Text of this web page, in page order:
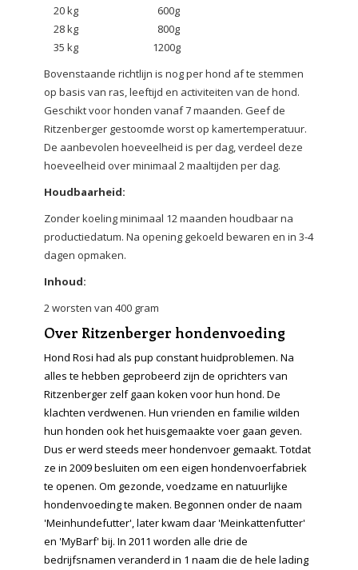
20 kg 600g
28 kg 800g
35 kg 1200g
Bovenstaande richtlijn is nog per hond af te stemmen
op basis van ras, leeftijd en activiteiten van de hond.
Geschikt voor honden vanaf 7 maanden. Geef de
Ritzenberger gestoomde worst op kamertemperatuur.
De aanbevolen hoeveelheid is per dag, verdeel deze
hoeveelheid over minimaal 2 maaltijden per dag.
Houdbaarheid:
Zonder koeling minimaal 12 maanden houdbaar na
productiedatum. Na opening gekoeld bewaren en in 3-4
dagen opmaken.
Inhoud:
2 worsten van 400 gram
Over Ritzenberger hondenvoeding
Hond Rosi had als pup constant huidproblemen. Na
alles te hebben geprobeerd zijn de oprichters van
Ritzenberger zelf gaan koken voor hun hond. De
klachten verdwenen. Hun vrienden en familie wilden
hun honden ook het huisgemaakte voer gaan geven.
Dus er werd steeds meer hondenvoer gemaakt. Totdat
ze in 2009 besluiten om een eigen hondenvoerfabriek
te openen. Om gezonde, voedzame en natuurlijke
hondenvoeding te maken. Begonnen onder de naam
'Meinhundefutter', later kwam daar 'Meinkattenfutter'
en 'MyBarf' bij. In 2011 worden alle drie de
bedrijfsnamen veranderd in 1 naam die de hele lading